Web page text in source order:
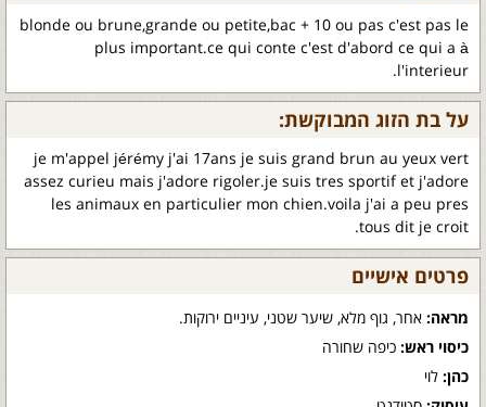
blonde ou brune,grande ou petite,bac + 10 ou pas c'est pas le
plus important.ce qui conte c'est d'abord ce qui a à
l'interieur.
על בת הזוג המבוקשת:
je m'appel jérémy j'ai 17ans je suis grand brun au yeux vert
assez curieu mais j'adore rigoler.je suis tres sportif et j'adore
les animaux en particulier mon chien.voila j'ai a peu pres
tous dit je croit.
פרטים אישיים
מראה: אחר, גוף מלא, שיער שטני, עיניים ירוקות.
כיסוי ראש: כיפה שחורה
כהן: לוי